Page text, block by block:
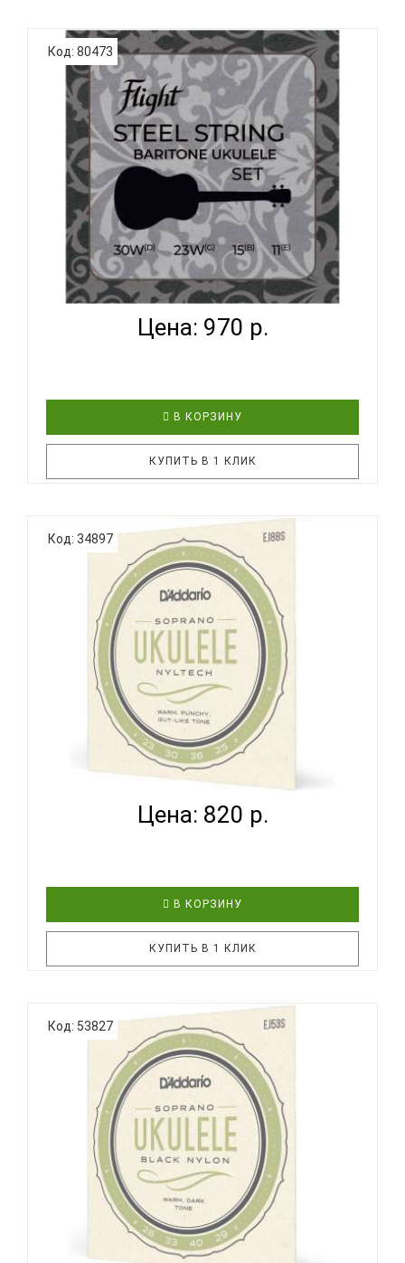
Струны D'Addario для укулеле из титанового
материала. Комплект струн D'Addario EJ87S
разработан для применения на укулеле сопрано.
Все струны комплекта изготавливаются из
титанового материала с ярким звучанием и
оптимизированы для стандартной настр..
Код: 80473
FLIGHT FBSS-200 - СТРУНЫ ДЛЯ УКУЛЕЛЕ
БАРИТОН...
Цена: 970 р.
В КОРЗИНУ
КУПИТЬ В 1 КЛИК
Струны FLIGHT FBSS-200, предназначенные для
использования с укулеле Flight Maia Baritone и
аналогов, представляют собой набор обычных
струн и струн обмоткой с позолоченными
шариковыми наконечниками. Обычные струны
имеют шестигранную сердцевину, а стр..
Код: 34897
D'ADDARIO EJ88 S - СТРУНЫ ДЛЯ УКУЛЕЛЕ
СОПРАНО...
Цена: 820 р.
В КОРЗИНУ
КУПИТЬ В 1 КЛИК
Струны D'Addario для укулеле из синтетического
материала Nyltech. Комплекты струн D'Addario
EJ88S разработаны для применения на всех
инструментах сопрано-укулеле. Все струны
комплекта изготавливаются из эксклюзивного
материала Nyltech и оптимизиров..
Код: 53827
D'ADDARIO EJ53 S - СТРУНЫ ДЛЯ УКУЛЕЛЕ